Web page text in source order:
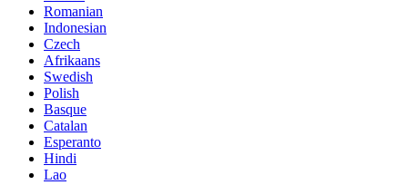
Romanian
Indonesian
Czech
Afrikaans
Swedish
Polish
Basque
Catalan
Esperanto
Hindi
Lao